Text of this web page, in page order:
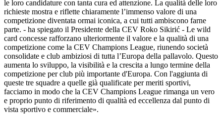
le loro candidature con tanta cura ed attenzione. La qualità delle loro
richieste mostra e riflette chiaramente l’immenso valore di una
competizione diventata ormai iconica, a cui tutti ambiscono farne
parte. - ha spiegato il Presidente della CEV Roko Sikirić - Le wild
card concesse rafforzano ulteriormente il valore e la qualità di una
competizione come la CEV Champions League, riunendo società
consolidate e club ambiziosi di tutta l’Europa della pallavolo. Questo
aumenta lo sviluppo, la visibilità e la crescita a lungo termine della
competizione per club più importante d'Europa. Con l'aggiunta di
queste tre squadre a quelle già qualificate per meriti sportivi,
facciamo in modo che la CEV Champions League rimanga un vero
e proprio punto di riferimento di qualità ed eccellenza dal punto di
vista sportivo e commerciale».